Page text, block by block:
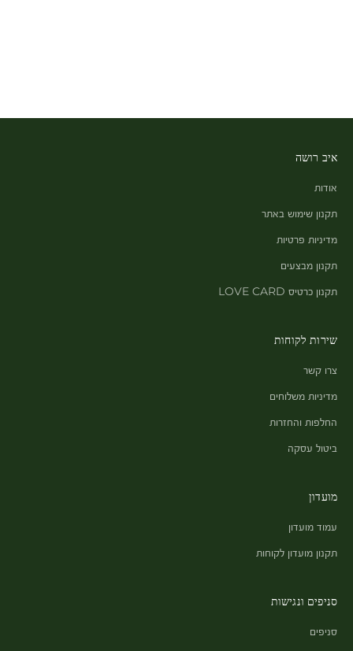
איב רושה
אודות
תקנון שימוש באתר
מדיניות פרטיות
תקנון מבצעים
תקנון כרטיס LOVE CARD
שירות לקוחות
צרו קשר
מדיניות משלוחים
החלפות והחזרות
ביטול עסקה
מועדון
עמוד מועדון
תקנון מועדון לקוחות
סניפים ונגישות
סניפים